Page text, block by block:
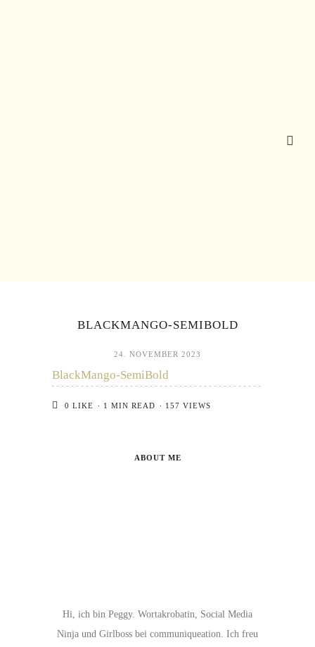
BLACKMANGO-SEMIBOLD
24. NOVEMBER 2023
BlackMango-SemiBold
0 LIKE 1 MIN READ 157 VIEWS
ABOUT ME
Hi, ich bin Peggy. Wortakrobatin, Social Media
Ninja und Girlboss bei communiqueation. Ich freu